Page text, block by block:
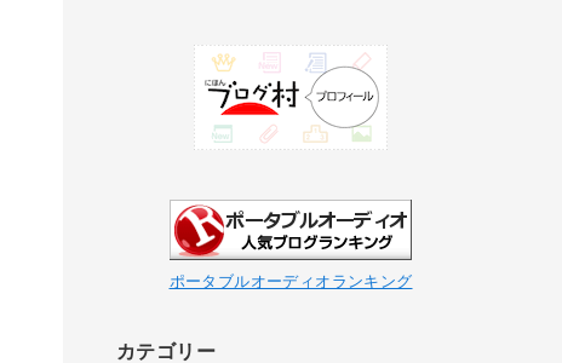
ポータブルオーディオランキング
カテゴリー